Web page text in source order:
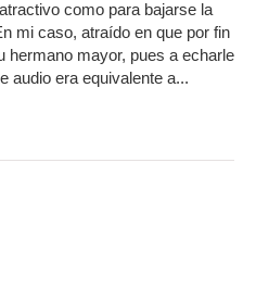
como para bajarse la
mi caso, atraído en que por fin
hermano mayor, pues a echarle
audio era equivalente a...